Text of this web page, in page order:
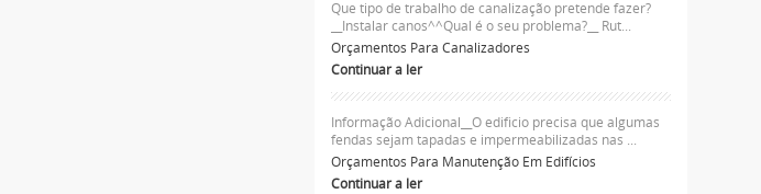
Que tipo de trabalho de canalização pretende fazer?
__Instalar canos^^Qual é o seu problema?__ Rut...
Orçamentos Para Canalizadores
Continuar a ler
Informação Adicional__O edificio precisa que algumas
fendas sejam tapadas e impermeabilizadas nas ...
Orçamentos Para Manutenção Em Edifícios
Continuar a ler